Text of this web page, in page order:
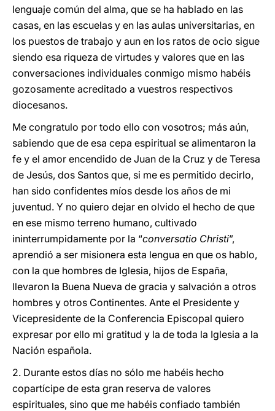
lenguaje común del alma, que se ha hablado en las
casas, en las escuelas y en las aulas universitarias, en
los puestos de trabajo y aun en los ratos de ocio sigue
siendo esa riqueza de virtudes y valores que en las
conversaciones individuales conmigo mismo habéis
gozosamente acreditado a vuestros respectivos
diocesanos.
Me congratulo por todo ello con vosotros; más aún,
sabiendo que de esa cepa espiritual se alimentaron la
fe y el amor encendido de Juan de la Cruz y de Teresa
de Jesús, dos Santos que, si me es permitido decirlo,
han sido confidentes míos desde los años de mi
juventud. Y no quiero dejar en olvido el hecho de que
en ese mismo terreno humano, cultivado
ininterrumpidamente por la “conversatio Christi”,
aprendió a ser misionera esta lengua en que os hablo,
con la que hombres de Iglesia, hijos de España,
llevaron la Buena Nueva de gracia y salvación a otros
hombres y otros Continentes. Ante el Presidente y
Vicepresidente de la Conferencia Episcopal quiero
expresar por ello mi gratitud y la de toda la Iglesia a la
Nación española.
2. Durante estos días no sólo me habéis hecho
copartícipe de esta gran reserva de valores
espirituales, sino que me habéis confiado también